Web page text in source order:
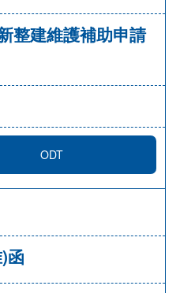
整建維護補助申請
ODT
函